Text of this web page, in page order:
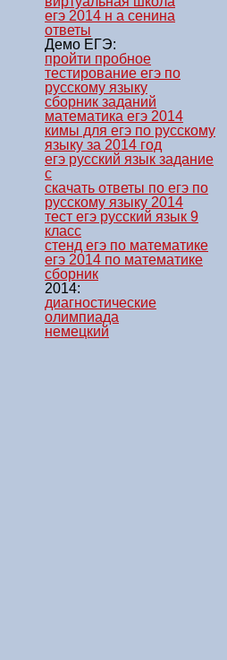
егэ 2014 н a сенина
ответы
Демо ЕГЭ:
пройти пробное
тестирование егэ по
русскому языку
сборник заданий
математика егэ 2014
кимы для егэ по русскому
языку за 2014 год
егэ русский язык задание
c
скачать ответы по егэ по
русскому языку 2014
тест егэ русский язык 9
класс
стенд егэ по математике
егэ 2014 по математике
сборник
2014:
диагностические
олимпиада
немецкий